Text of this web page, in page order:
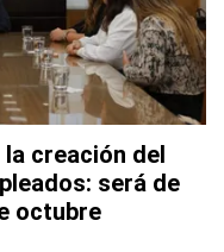
creación del
será de
octubre